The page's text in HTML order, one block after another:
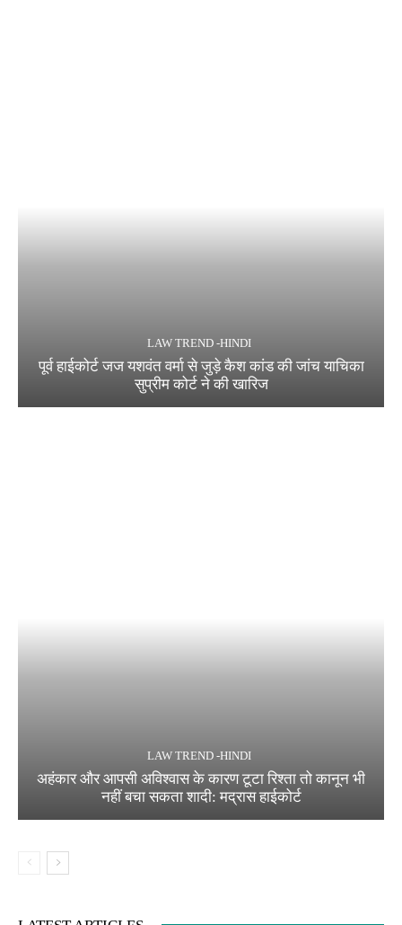
LAW TREND -HINDI
पूर्व हाईकोर्ट जज यशवंत वर्मा से जुड़े कैश कांड की जांच याचिका
सुप्रीम कोर्ट ने की खारिज
LAW TREND -HINDI
अहंकार और आपसी अविश्वास के कारण टूटा रिश्ता तो कानून भी
नहीं बचा सकता शादी: मद्रास हाईकोर्ट